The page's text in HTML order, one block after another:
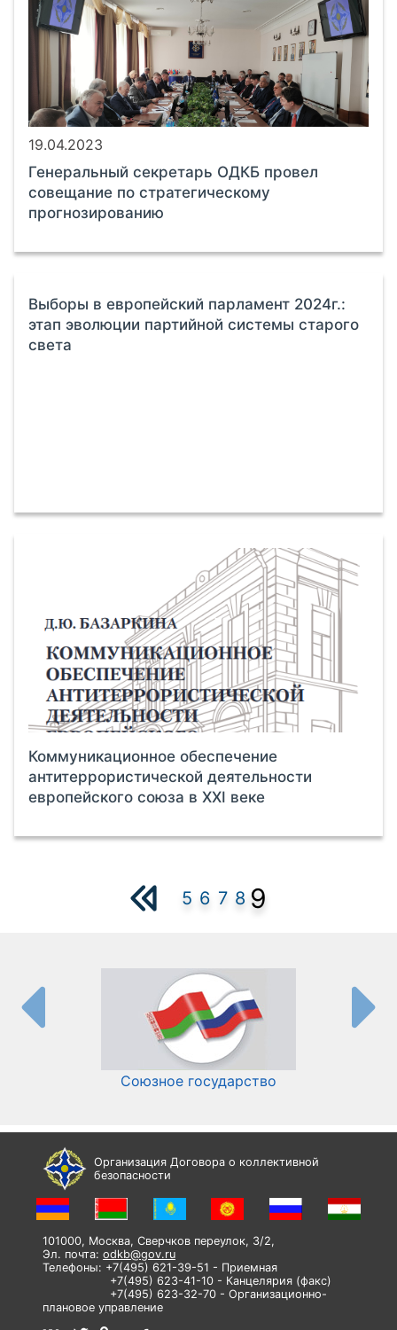
19.04.2023
Генеральный секретарь ОДКБ провел
совещание по стратегическому
прогнозированию
Выборы в европейский парламент 2024г.:
этап эволюции партийной системы старого
света
Коммуникационное обеспечение
антитеррористической деятельности
европейского союза в XXI веке
5 6 7 8 9
Союзное государство
Организация Договора о коллективной
безопасности
101000, Москва, Сверчков переулок, 3/2,
Эл. почта: odkb@gov.ru
Телефоны: +7(495) 621-39-51 - Приемная
+7(495) 623-41-10 - Канцелярия (факс)
+7(495) 623-32-70 - Организационно-
плановое управление